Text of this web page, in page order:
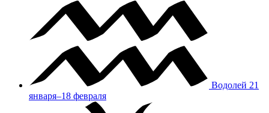
Водолей 21
января–18 февраля